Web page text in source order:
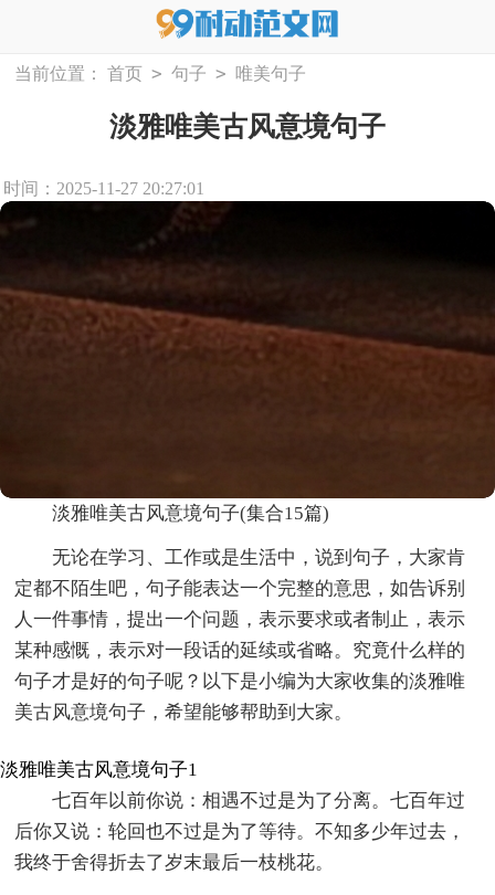
当前位置： 首页 > 句子 > 唯美句子
淡雅唯美古风意境句子
时间：2025-11-27 20:27:01
淡雅唯美古风意境句子(集合15篇)
无论在学习、工作或是生活中，说到句子，大家肯
定都不陌生吧，句子能表达一个完整的意思，如告诉别
人一件事情，提出一个问题，表示要求或者制止，表示
某种感慨，表示对一段话的延续或省略。究竟什么样的
句子才是好的句子呢？以下是小编为大家收集的淡雅唯
美古风意境句子，希望能够帮助到大家。
淡雅唯美古风意境句子1
七百年以前你说：相遇不过是为了分离。七百年过
后你又说：轮回也不过是为了等待。不知多少年过去，
我终于舍得折去了岁末最后一枝桃花。